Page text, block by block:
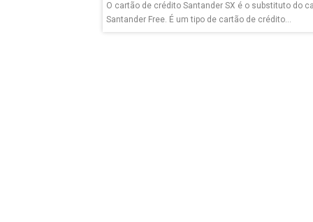
O cartão de crédito Santander SX é o substituto do
Santander Free. É um tipo de cartão de crédito...